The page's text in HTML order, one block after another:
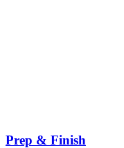
Prep & Finish